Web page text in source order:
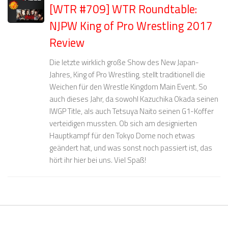
[WTR #709] WTR Roundtable:
NJPW King of Pro Wrestling 2017
Review
Die letzte wirklich große Show des New Japan-
Jahres, King of Pro Wrestling, stellt traditionell die
Weichen für den Wrestle Kingdom Main Event. So
auch dieses Jahr, da sowohl Kazuchika Okada seinen
IWGP Title, als auch Tetsuya Naito seinen G1-Koffer
verteidigen mussten. Ob sich am designierten
Hauptkampf für den Tokyo Dome noch etwas
geändert hat, und was sonst noch passiert ist, das
hört ihr hier bei uns. Viel Spaß!